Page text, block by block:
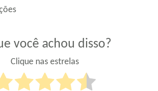
você achou disso?
Clique nas estrelas